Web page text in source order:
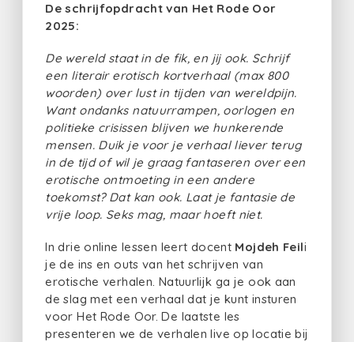
De schrijfopdracht van Het Rode Oor
2025:
De wereld staat in de fik, en jij ook. Schrijf
een literair erotisch kortverhaal (max 800
woorden) over lust in tijden van wereldpijn.
Want ondanks natuurrampen, oorlogen en
politieke crisissen blijven we hunkerende
mensen. Duik je voor je verhaal liever terug
in de tijd of wil je graag fantaseren over een
erotische ontmoeting in een andere
toekomst? Dat kan ook. Laat je fantasie de
vrije loop. Seks mag, maar hoeft niet.
In drie online lessen leert docent Mojdeh Feili
je de ins en outs van het schrijven van
erotische verhalen. Natuurlijk ga je ook aan
de slag met een verhaal dat je kunt insturen
voor Het Rode Oor. De laatste les
presenteren we de verhalen live op locatie bij